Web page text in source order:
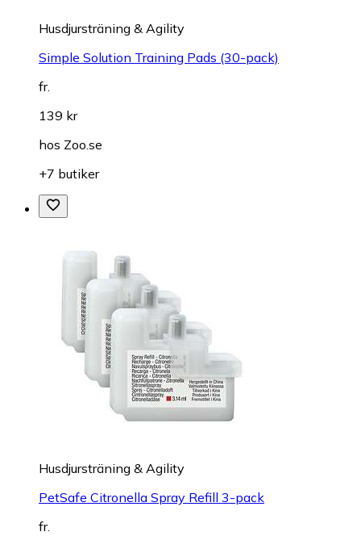
Husdjursträning & Agility
Simple Solution Training Pads (30-pack)
fr.
139 kr
hos Zoo.se
+7 butiker
Husdjursträning & Agility
PetSafe Citronella Spray Refill 3-pack
fr.